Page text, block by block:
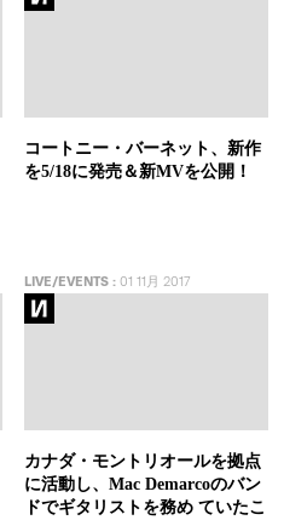
コートニー・バーネット、新作
を5/18に発売＆新MVを公開！
LIVE/EVENTS:01 11月 2017
カナダ・モントリオールを拠点
に活動し、Mac Demarcoのバン
ドでギタリストを務め ていたこ